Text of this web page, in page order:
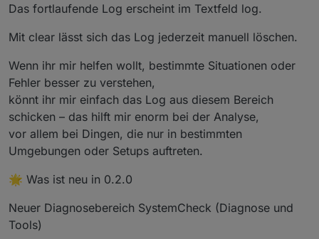
Das fortlaufende Log erscheint im Textfeld log.
Mit clear lässt sich das Log jederzeit manuell löschen.
Wenn ihr mir helfen wollt, bestimmte Situationen oder
Fehler besser zu verstehen,
könnt ihr mir einfach das Log aus diesem Bereich
schicken – das hilft mir enorm bei der Analyse,
vor allem bei Dingen, die nur in bestimmten
Umgebungen oder Setups auftreten.
🌟 Was ist neu in 0.2.0
Neuer Diagnosebereich SystemCheck (Diagnose und
Tools)